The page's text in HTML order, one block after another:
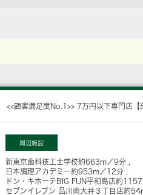
<<顧客満足度No.1>> 7万円以下専門店【
周辺施設
新東京歯科技工士学校約663m／9分
日本調理アカデミー約953m／12分
ドン・キホーテBIG FUN平和島店約
セブンイレブン 品川南大井３丁目店約